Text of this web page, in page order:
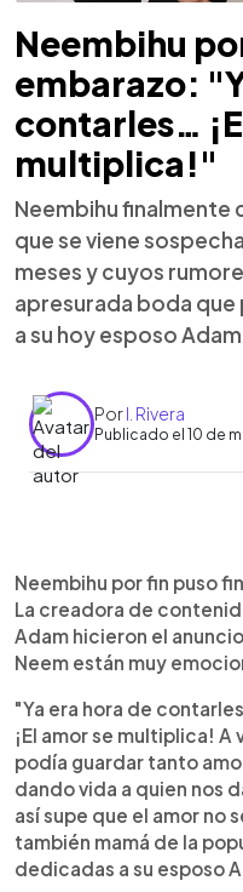
Neembihu
embarazo:
contarles…
multiplica!"
Neembihu finalmente
que se viene
meses y cuyos
apresurada boda
a su hoy esposo
PorI. Rivera
Publicado el 10 de
► Escuchar
Neembihu por fin puso
La creadora de
Adam hicieron el
Neem están muy
"Ya era hora de
¡El amor se multiplica!
podía guardar tanto
dando vida a quien nos
así supe que el amor no
también mamá de la
dedicadas a su esposo